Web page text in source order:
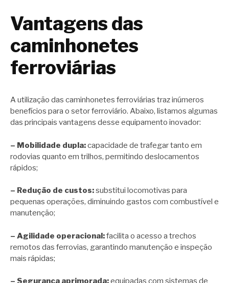
Vantagens das
caminhonetes
ferroviárias
A utilização das caminhonetes ferroviárias traz inúmeros
benefícios para o setor ferroviário. Abaixo, listamos algumas
das principais vantagens desse equipamento inovador:
– Mobilidade dupla:capacidade de trafegar tanto em
rodovias quanto em trilhos, permitindo deslocamentos
rápidos;
– Redução de custos:substitui locomotivas para
pequenas operações, diminuindo gastos com combustível e
manutenção;
– Agilidade operacional:facilita o acesso a trechos
remotos das ferrovias, garantindo manutenção e inspeção
mais rápidas;
– Segurança aprimorada:equipadas com sistemas de